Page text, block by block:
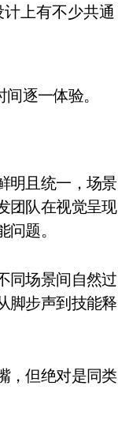
计上有不少共通
逐一体验。
明且统一，场景
团队在视觉呈现
题。
同场景间自然过
脚步声到技能释
，但绝对是同类